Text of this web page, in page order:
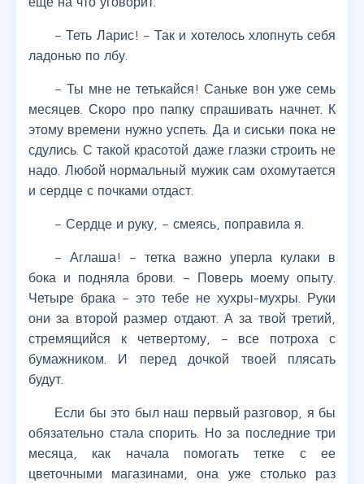
– Теть Ларис! – Так и хотелось хлопнуть себя
ладонью по лбу.
– Ты мне не тетькайся! Саньке вон уже семь
месяцев. Скоро про папку спрашивать начнет. К
этому времени нужно успеть. Да и сиськи пока не
сдулись. С такой красотой даже глазки строить не
надо. Любой нормальный мужик сам охомутается
и сердце с почками отдаст.
– Сердце и руку, – смеясь, поправила я.
– Аглаша! – тетка важно уперла кулаки в
бока и подняла брови. – Поверь моему опыту.
Четыре брака – это тебе не хухры-мухры. Руки
они за второй размер отдают. А за твой третий,
стремящийся к четвертому, – все потроха с
бумажником. И перед дочкой твоей плясать
будут.
Если бы это был наш первый разговор, я бы
обязательно стала спорить. Но за последние три
месяца, как начала помогать тетке с ее
цветочными магазинами, она уже столько раз